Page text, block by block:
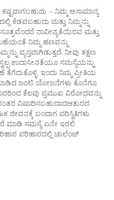
– ನಿಮ್ಮ ಅಸಾಮಾನ್ಯ
ಕೆಡವಬಹುದು ಮತ್ತು ನಿಮ್ಮನ್ನು
ನಾವೀನ್ಯತೆಯಿರವ ಮತ್ತು
ನಿಮ್ಮ ಹಣವನ್ನು
ವ್ಯಸ್ತವಾಗಿಡುತ್ತದೆ. ನೀವು ತಕ್ಷಣ
ಉದಾಸೀನತೆಯೂ ಸಮಸ್ಯೆಯನ್ನು
ಇಂದು ನಿಮ್ಮ ಪ್ರೀತಿಯ
ಮಾಡಿದ ಜಂಟಿ ಯೋಜನೆಗಳು ಕೊನೆಗೂ
ಕೆಲವು ಪ್ರಮುಖ ವಿರೋಧವನ್ನು
ವಿಷಾದಿಸಬಹುದಾದಆತುರದ
ಜೀವನಕ್ಕೆ ಬಂದಾಗ ಪರಿಸ್ಥಿತಿಗಳು
ಮಾಡಿ ಸಮಸ್ಯೆ ಏನೇ ಇರಲಿ
ಪರಿಹಾರದಲ್ಲಿ ಚಾಲೆಂಜ್